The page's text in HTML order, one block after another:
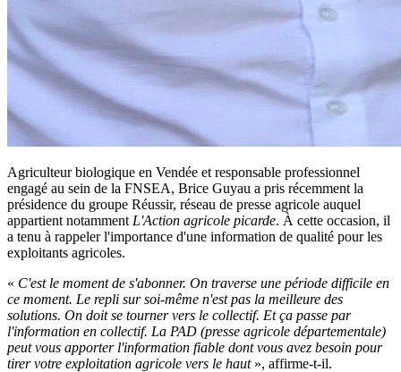
Agriculteur biologique en Vendée et responsable professionnel
engagé au sein de la FNSEA, Brice Guyau a pris récemment la
présidence du groupe Réussir, réseau de presse agricole auquel
appartient notamment L'Action agricole picarde. À cette occasion, il
a tenu à rappeler l'importance d'une information de qualité pour les
exploitants agricoles.
« C'est le moment de s'abonner. On traverse une période difficile en
ce moment. Le repli sur soi-même n'est pas la meilleure des
solutions. On doit se tourner vers le collectif. Et ça passe par
l'information en collectif. La PAD (presse agricole départementale)
peut vous apporter l'information fiable dont vous avez besoin pour
tirer votre exploitation agricole vers le haut », affirme-t-il.